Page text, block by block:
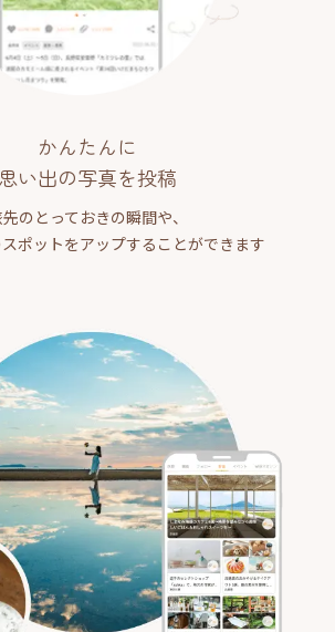
かんたんに
思い出の写真を投稿
のとっておきの瞬間や、
ポットをアップすることができます